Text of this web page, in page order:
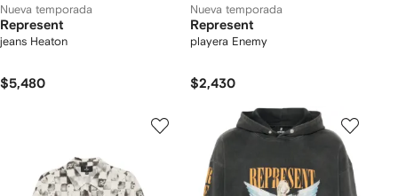
Nueva temporada
Represent
jeans Heaton
$5,480
Nueva temporada
Represent
playera Enemy
$2,430